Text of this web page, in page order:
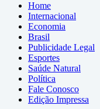
Home
Internacional
Economia
Brasil
Publicidade Legal
Esportes
Saúde Natural
Política
Fale Conosco
Edição Impressa